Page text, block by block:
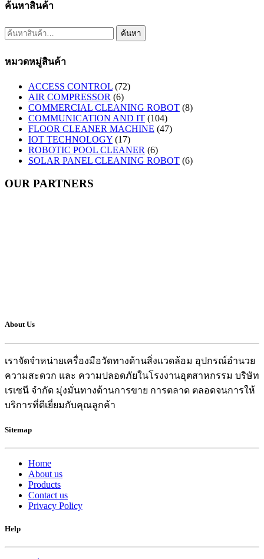
ค้นหาสินค้า
ค้นหา: ค้นหา
หมวดหมู่สินค้า
ACCESS CONTROL (72)
AIR COMPRESSOR (6)
COMMERCIAL CLEANING ROBOT (8)
COMMUNICATION AND IT (104)
FLOOR CLEANER MACHINE (47)
IOT TECHNOLOGY (17)
ROBOTIC POOL CLEANER (6)
SOLAR PANEL CLEANING ROBOT (6)
OUR PARTNERS
About Us
เราจัดจำหน่ายเครื่องมือวัดทางด้านสิ่งแวดล้อม อุปกรณ์อำนวย
ความสะดวก และ ความปลอดภัยในโรงงานอุตสาหกรรม บริษัท
เรเซนี จำกัด มุ่งมั่นทางด้านการขาย การตลาด ตลอดจนการให้
บริการที่ดีเยี่ยมกับคุณลูกค้า
Sitemap
Home
About us
Products
Contact us
Privacy Policy
Help